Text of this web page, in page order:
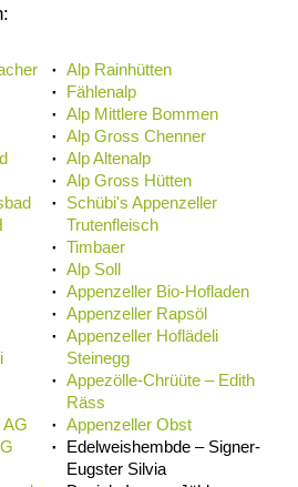
AG
Alp Rainhütten
Fählenalp
Alp Mittlere Bommen
Alp Gross Chenner
Alp Altenalp
Alp Gross Hütten
Schübi's Appenzeller
Trutenfleisch
Timbaer
Alp Soll
Appenzeller Bio-Hofladen
Appenzeller Rapsöl
Appenzeller Hoflädeli
Steinegg
Appezölle-Chrüüte – Edith
Räss
Appenzeller Obst
Edelweishembde – Signer-
Eugster Silvia